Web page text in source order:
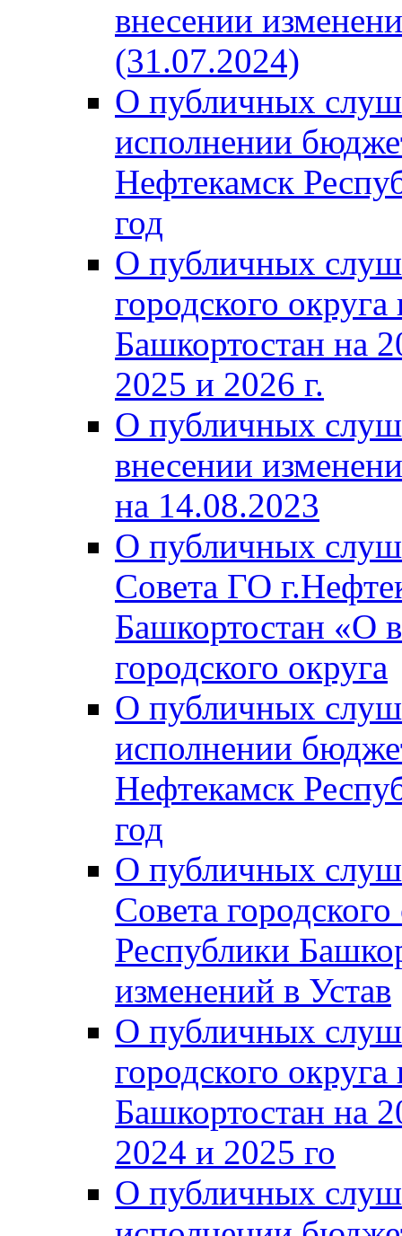
внесении
(31.07.2024)
О публичных
исполнении
Нефтекамск
год
О публичных
городского
Башкортостан на
2025 и 2026 г.
О публичных
внесении
на 14.08.2023
О публичных
Совета ГО
Башкортостан «О
городского округа
О публичных
исполнении
Нефтекамск
год
О публичных
Совета
Республики
изменений в Устав
О публичных
городского
Башкортостан на
2024 и 2025 го
О публичных